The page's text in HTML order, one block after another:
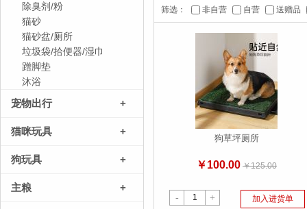
除臭剂/粉
猫砂
猫砂盆/厕所
垃圾袋/拾便器/湿巾
蹭脚垫
沐浴
宠物出行 +
猫咪玩具 +
狗玩具 +
主粮 +
筛选： 非自营 自营 送赠品
狗草坪厕所
￥100.00 ￥125.00
- + 加入进货单